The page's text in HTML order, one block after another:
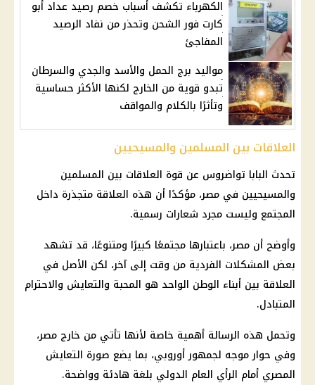
الكهرباء تكشف أسباب خصم رصيد عداد أبو
كارت فور الشحن وتحذر من نفاد الرصيد
المفاجئ
مواليد برج الحمل والأسد والجدي والسرطان
تبدو قوية من الخارج لكنها الأكثر حساسية
وتأثرًا بالكلام والمواقف
العلاقات بين المسلمين والمسيحيين
تحدث البابا تواضروس عن قوة العلاقات بين المسلمين
والمسيحيين في مصر، مؤكدًا أن هذه العلاقة متجذرة داخل
المجتمع وليست مجرد شعارات رسمية.
وأوضح أن مصر، باعتبارها مجتمعًا كبيرًا ومتنوعًا، قد تشهد
بعض المشكلات الفردية من وقت إلى آخر، لكن الأصل في
العلاقة بين أبناء الوطن الواحد هو المحبة والتعايش والاحترام
المتبادل.
وتحمل هذه الرسالة أهمية خاصة لأنها تأتي من خارج مصر،
وفي حوار موجه لجمهور أوروبي، بما يضع صورة التعايش
المصري أمام الرأي العام الدولي بلغة هادئة وواضحة.